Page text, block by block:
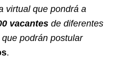
virtual que pondrá a
vacantes de diferentes
podrán postular
.